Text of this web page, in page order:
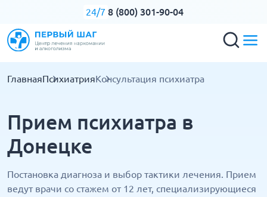
24/7 8 (800) 301-90-04
ГлавнаяПсихиатрияКонсультация психиатра
Прием психиатра в
Донецке
Постановка диагноза и выбор тактики лечения. Прием
ведут врачи со стажем от 12 лет, специализирующиеся